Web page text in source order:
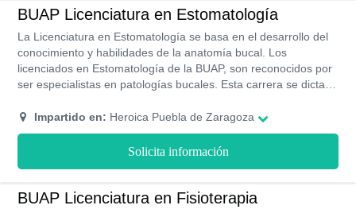
BUAP Licenciatura en Estomatología
La Licenciatura en Estomatología se basa en el desarrollo del
conocimiento y habilidades de la anatomía bucal. Los
licenciados en Estomatología de la BUAP, son reconocidos por
ser especialistas en patologías bucales. Esta carrera se dicta
años.Impartido en: Heroica Puebla de Zaragoza
Solicita información
BUAP Licenciatura en Fisioterapia